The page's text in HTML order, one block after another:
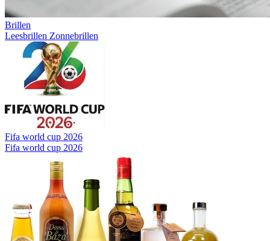
Brillen
Leesbrillen Zonnebrillen
Fifa world cup 2026
Fifa world cup 2026